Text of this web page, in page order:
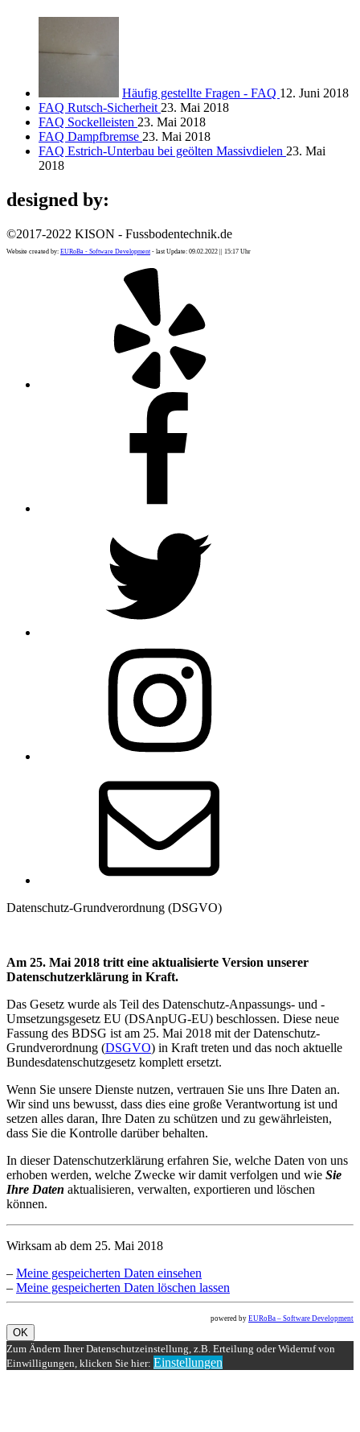
Häufig gestellte Fragen - FAQ 12. Juni 2018
FAQ Rutsch-Sicherheit 23. Mai 2018
FAQ Sockelleisten 23. Mai 2018
FAQ Dampfbremse 23. Mai 2018
FAQ Estrich-Unterbau bei geölten Massivdielen 23. Mai
2018
designed by:
©2017-2022 KISON - Fussbodentechnik.de
Website created by: EURoBa - Software Development - last Update: 09.02.2022 || 15:17 Uhr
Datenschutz-Grundverordnung (DSGVO)
Am 25. Mai 2018 tritt eine aktualisierte Version unserer
Datenschutzerklärung in Kraft.
Das Gesetz wurde als Teil des Datenschutz-Anpassungs- und -
Umsetzungsgesetz EU (DSAnpUG-EU) beschlossen. Diese neue
Fassung des BDSG ist am 25. Mai 2018 mit der Datenschutz-
Grundverordnung (DSGVO) in Kraft treten und das noch aktuelle
Bundesdatenschutzgesetz komplett ersetzt.
Wenn Sie unsere Dienste nutzen, vertrauen Sie uns Ihre Daten an.
Wir sind uns bewusst, dass dies eine große Verantwortung ist und
setzen alles daran, Ihre Daten zu schützen und zu gewährleisten,
dass Sie die Kontrolle darüber behalten.
In dieser Datenschutzerklärung erfahren Sie, welche Daten von uns
erhoben werden, welche Zwecke wir damit verfolgen und wie Sie
Ihre Daten aktualisieren, verwalten, exportieren und löschen
können.
Wirksam ab dem 25. Mai 2018
– Meine gespeicherten Daten einsehen
– Meine gespeicherten Daten löschen lassen
powered by EURoBa – Software Development
OK
Zum Ändern Ihrer Datenschutzeinstellung, z.B. Erteilung oder Widerruf von
Einwilligungen, klicken Sie hier: Einstellungen